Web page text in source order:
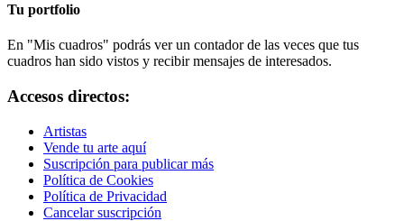
Tu portfolio
En "Mis cuadros" podrás ver un contador de las veces que tus
cuadros han sido vistos y recibir mensajes de interesados.
Accesos directos:
Artistas
Vende tu arte aquí
Suscripción para publicar más
Política de Cookies
Política de Privacidad
Cancelar suscripción